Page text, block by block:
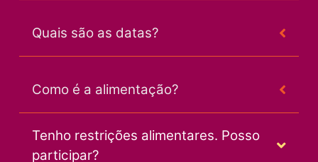
Quais são as datas?
Como é a alimentação?
Tenho restrições alimentares. Posso
participar?